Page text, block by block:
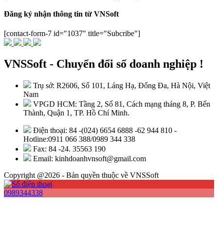
Đăng ký nhận thông tin từ VNSoft
[contact-form-7 id="1037" title="Subcribe"]
VNSSoft - Chuyển đổi số doanh nghiệp !
Trụ sở: R2606, Số 101, Láng Hạ, Đống Đa, Hà Nội, Việt
Nam
VPGD HCM: Tầng 2, Số 81, Cách mạng tháng 8, P. Bến
Thành, Quận 1, TP. Hồ Chí Minh.
Điện thoại: 84 -(024) 6654 6888 -62 944 810 -
Hotline:0911 066 388/0989 344 338
Fax: 84 -24. 35563 190
Email: kinhdoanhvnsoft@gmail.com
Copyright @2026 - Bản quyền thuộc về VNSSoft
0989344338